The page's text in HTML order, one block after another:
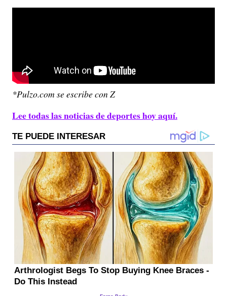
*Pulzo.com se escribe con Z
Lee todas las noticias de deportes hoy aquí.